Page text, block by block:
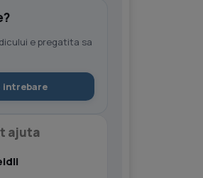
e pregatita sa
intrebare
ajuta